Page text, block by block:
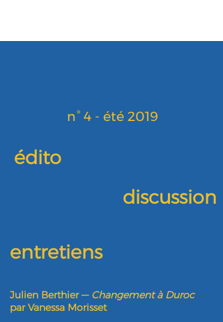
n° 4 - été 2019
édito
discussion
entretiens
Julien Berthier — Changement à Duroc
par Vanessa Morisset